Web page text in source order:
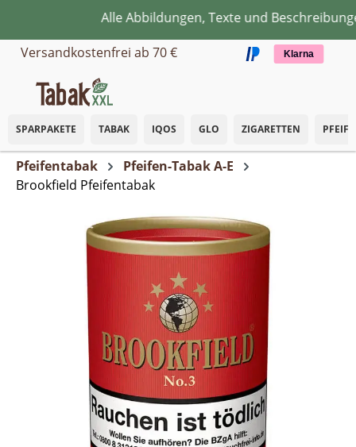
Zum Hauptinhalt springenAlle Abbildungen, Texte und
Versandkostenfrei ab 70 €
Klarna
SPARPAKETE TABAK IQOS GLO ZIGARETTEN
Pfeifentabak
Pfeifen-Tabak A-E
Brookfield Pfeifentabak